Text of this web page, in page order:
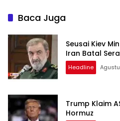
Baca Juga
Seusai Kiev
Iran Batal
Headline
Trump Klaim
Hormuz